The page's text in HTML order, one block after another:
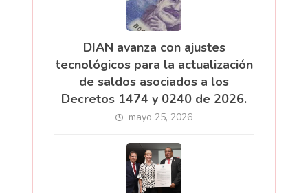
DIAN avanza con ajustes
tecnológicos para la actualización
de saldos asociados a los
Decretos 1474 y 0240 de 2026.
mayo 25, 2026